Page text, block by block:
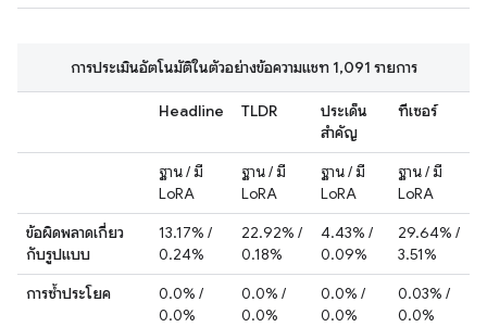
Headline TLDR
ประเด็น
สำคัญ
ทีเซอร์
ฐาน / มี
LoRA
ฐาน / มี
LoRA
ฐาน / มี
LoRA
ฐาน / มี
LoRA
ข้อผิดพลาดเกี่ยว
กับรูปแบบ
13.17% /
0.24%
22.92% /
0.18%
4.43% /
0.09%
29.64% /
3.51%
การซ้ำประโยค
0.0% /
0.0%
0.0% /
0.0%
0.0% /
0.0%
0.03% /
0.0%
การประเมินอัตโนมัติในตัวอย่างข้อความแชท 1,091 รายการ